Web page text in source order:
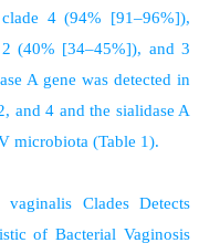
4 (94% [91–96%]),
(40% [34–45%]), and 3
A gene was detected in
and 4 and the sialidase A
microbiota (Table 1).